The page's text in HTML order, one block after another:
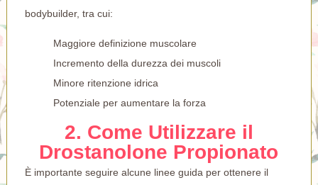
bodybuilder, tra cui:
Maggiore definizione muscolare
Incremento della durezza dei muscoli
Minore ritenzione idrica
Potenziale per aumentare la forza
2. Come Utilizzare il
Drostanolone Propionato
È importante seguire alcune linee guida per ottenere il